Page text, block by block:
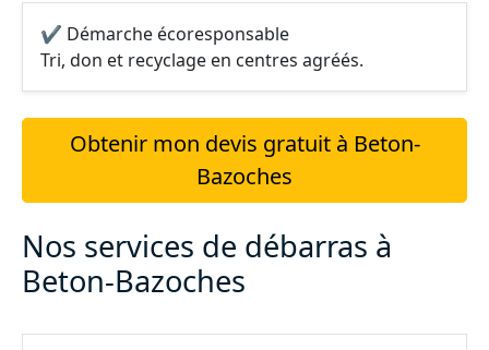
✔ Démarche écoresponsable
Tri, don et recyclage en centres agréés.
Obtenir mon devis gratuit à Beton-
Bazoches
Nos services de débarras à
Beton-Bazoches